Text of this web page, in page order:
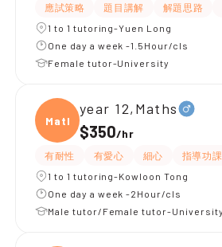
應試策略 題目講解 解題思路
1 to 1 tutoring-Yuen Long
One day a week -1.5Hour/cls
Female tutor-University
Maths
year 12,Maths
$350/hr
有耐性 有愛心 細心 指導功課
1 to 1 tutoring-Kowloon Tong
One day a week -2Hour/cls
Male tutor/Female tutor-University